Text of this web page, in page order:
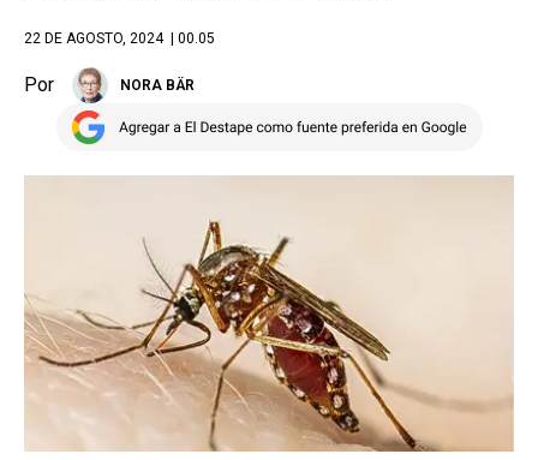
22 DE AGOSTO, 2024 | 00.05
Por NORA BÄR